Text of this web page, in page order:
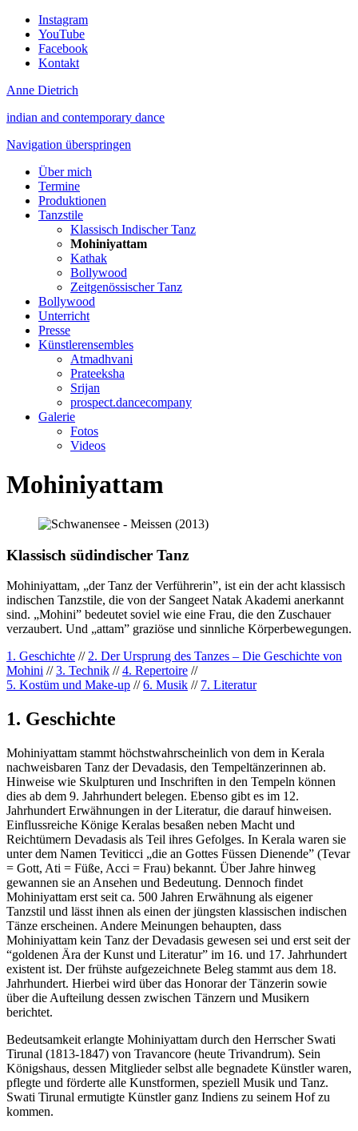
Instagram
YouTube
Facebook
Kontakt
Anne Dietrich
indian and contemporary dance
Navigation überspringen
Über mich
Termine
Produktionen
Tanzstile
Klassisch Indischer Tanz
Mohiniyattam
Kathak
Bollywood
Zeitgenössischer Tanz
Bollywood
Unterricht
Presse
Künstlerensembles
Atmadhvani
Prateeksha
Srijan
prospect.dancecompany
Galerie
Fotos
Videos
Mohiniyattam
Klassisch südindischer Tanz
Mohiniyattam, „der Tanz der Verführerin”, ist ein der acht klassisch
indischen Tanzstile, die von der Sangeet Natak Akademi anerkannt
sind. „Mohini” bedeutet soviel wie eine Frau, die den Zuschauer
verzaubert. Und „attam” graziöse und sinnliche Körperbewegungen.
1. Geschichte // 2. Der Ursprung des Tanzes – Die Geschichte von
Mohini //3. Technik //4. Repertoire //
5. Kostüm und Make-up //6. Musik // 7. Literatur
1. Geschichte
Mohiniyattam stammt höchstwahrscheinlich von dem in Kerala
nachweisbaren Tanz der Devadasis, den Tempeltänzerinnen ab.
Hinweise wie Skulpturen und Inschriften in den Tempeln können
dies ab dem 9. Jahrhundert belegen. Ebenso gibt es im 12.
Jahrhundert Erwähnungen in der Literatur, die darauf hinweisen.
Einflussreiche Könige Keralas besaßen neben Macht und
Reichtümern Devadasis als Teil ihres Gefolges. In Kerala waren sie
unter dem Namen Teviticci „die an Gottes Füssen Dienende” (Tevar
= Gott, Ati = Füße, Acci = Frau) bekannt. Über Jahre hinweg
gewannen sie an Ansehen und Bedeutung. Dennoch findet
Mohiniyattam erst seit ca. 500 Jahren Erwähnung als eigener
Tanzstil und lässt ihnen als einen der jüngsten klassischen indischen
Tänze erscheinen. Andere Meinungen behaupten, dass
Mohiniyattam kein Tanz der Devadasis gewesen sei und erst seit der
“goldenen Ära der Kunst und Literatur” im 16. und 17. Jahrhundert
existent ist. Der frühste aufgezeichnete Beleg stammt aus dem 18.
Jahrhundert. Hierbei wird über das Honorar der Tänzerin sowie
über die Aufteilung dessen zwischen Tänzern und Musikern
berichtet.
Bedeutsamkeit erlangte Mohiniyattam durch den Herrscher Swati
Tirunal (1813-1847) von Travancore (heute Trivandrum). Sein
Königshaus, dessen Mitglieder selbst alle begnadete Künstler waren,
pflegte und förderte alle Kunstformen, speziell Musik und Tanz.
Swati Tirunal ermutigte Künstler ganz Indiens zu seinem Hof zu
kommen.